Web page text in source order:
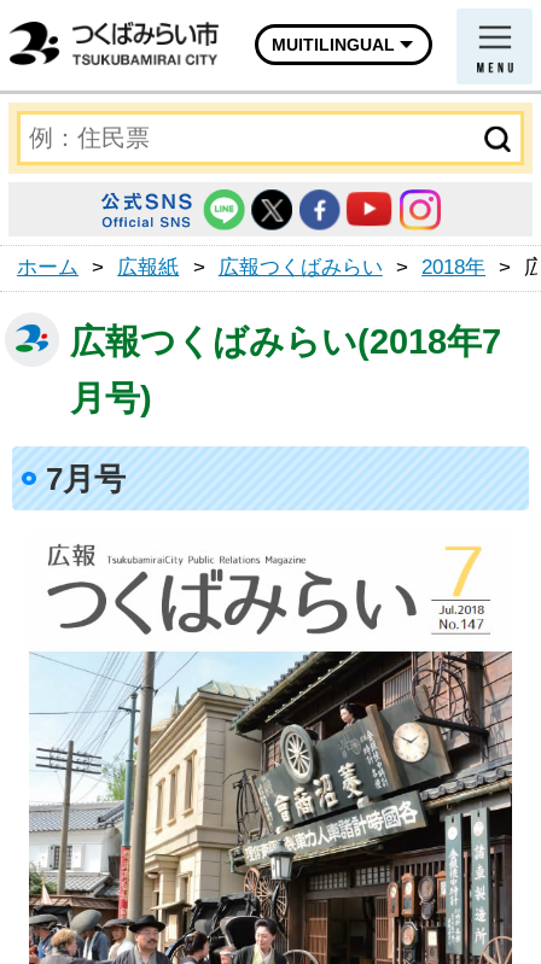
MUITILINGUAL
ホーム > 広報紙 > 広報つくばみらい > 2018年 >
広報つくばみらい(2018年7
月号)
7月号